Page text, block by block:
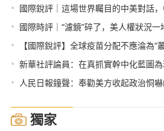
• 國際銳評｜這場世界矚目的中美對話
• 國際時評｜“濾鏡”碎了，美人權狀況一
• 【國際銳評】全球疫苗分配不應淪為“
• 新華社評論員：在真抓實幹中化藍圖為現
• 人民日報鐘聲：奉勸美方收起政治恫
獨家